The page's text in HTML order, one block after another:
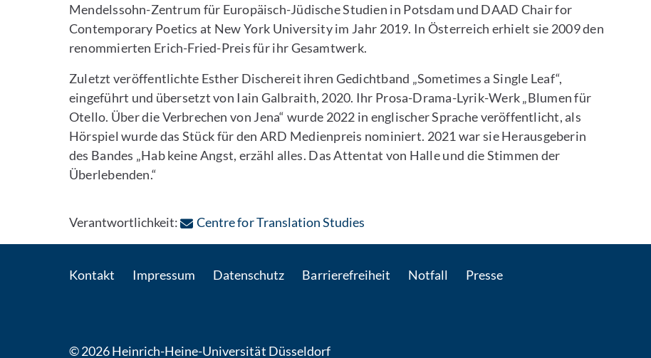
Mendelssohn-Zentrum für Europäisch-Jüdische Studien in Potsdam und DAAD Chair for
Contemporary Poetics at New York University im Jahr 2019. In Österreich erhielt sie 2009 den
renommierten Erich-Fried-Preis für ihr Gesamtwerk.
Zuletzt veröffentlichte Esther Dischereit ihren Gedichtband „Sometimes a Single Leaf“,
eingeführt und übersetzt von Iain Galbraith, 2020. Ihr Prosa-Drama-Lyrik-Werk „Blumen für
Otello. Über die Verbrechen von Jena“ wurde 2022 in englischer Sprache veröffentlicht, als
Hörspiel wurde das Stück für den ARD Medienpreis nominiert. 2021 war sie Herausgeberin
des Bandes „Hab keine Angst, erzähl alles. Das Attentat von Halle und die Stimmen der
Überlebenden.“
Verantwortlichkeit: Centre for Translation Studies: Per E-Mail kontaktieren
Kontakt Impressum Datenschutz Barrierefreiheit Notfall Presse
© 2026 Heinrich-Heine-Universität Düsseldorf